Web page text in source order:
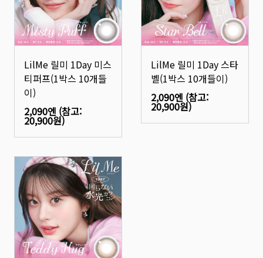
LilMe 릴미 1Day 미스
티퍼프(1박스 10개들
이)
2,090엔 (참고:
20,900원)
LilMe 릴미 1Day 스타
벨(1박스 10개들이)
2,090엔 (참고:
20,900원)